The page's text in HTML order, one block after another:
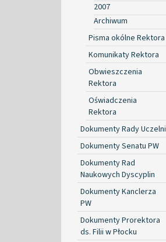
2007
Archiwum
Pisma okólne Rektora
Komunikaty Rektora
Obwieszczenia
Rektora
Oświadczenia
Rektora
Dokumenty Rady Uczelni
Dokumenty Senatu PW
Dokumenty Rad
Naukowych Dyscyplin
Dokumenty Kanclerza
PW
Dokumenty Prorektora
ds. Filii w Płocku